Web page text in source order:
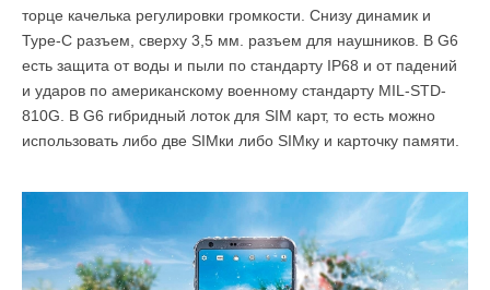
торце качелька регулировки громкости. Снизу динамик и
Type-C разъем, сверху 3,5 мм. разъем для наушников. В G6
есть защита от воды и пыли по стандарту IP68 и от падений
и ударов по американскому военному стандарту MIL-STD-
810G. В G6 гибридный лоток для SIM карт, то есть можно
использовать либо две SIMки либо SIMку и карточку памяти.